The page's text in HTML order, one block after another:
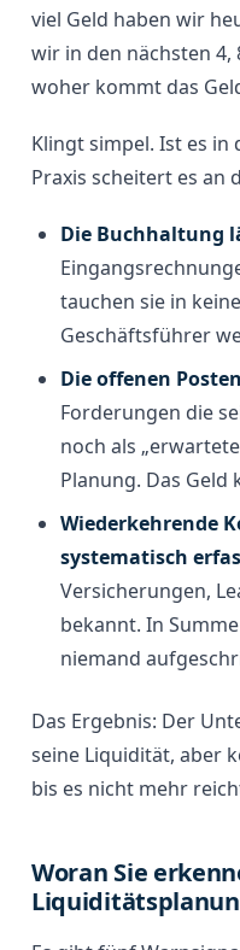
viel Geld haben wir
wir in den nächsten 4,
woher kommt das
Klingt simpel. Ist es in
Praxis scheitert es an
Die Buchhaltung
tauchen sie in
Geschäftsführer
Die offenen
Forderungen die
noch als
Planung. Das
Wiederkehrende
systematisch
Versicherungen,
bekannt. In
niemand
Das Ergebnis: Der
seine Liquidität, aber
bis es nicht mehr
Woran Sie